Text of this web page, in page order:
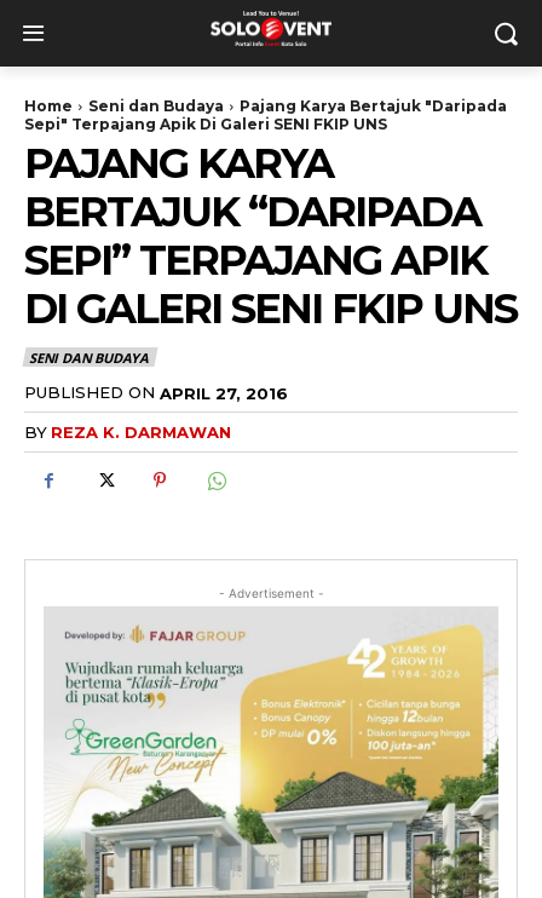
Home Seni dan Budaya
Pajang Karya Bertajuk "Daripada
Sepi" Terpajang Apik Di Galeri SENI FKIP UNS
PAJANG KARYA
BERTAJUK “DARIPADA
SEPI” TERPAJANG APIK
DI GALERI SENI FKIP UNS
SENI DAN BUDAYA
PUBLISHED ON APRIL 27, 2016
BY REZA K. DARMAWAN
- Advertisement -